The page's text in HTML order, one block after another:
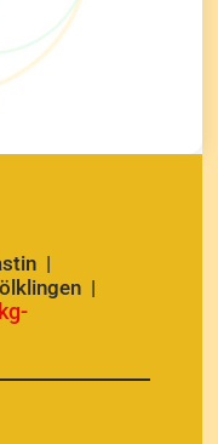
|
|
kg-